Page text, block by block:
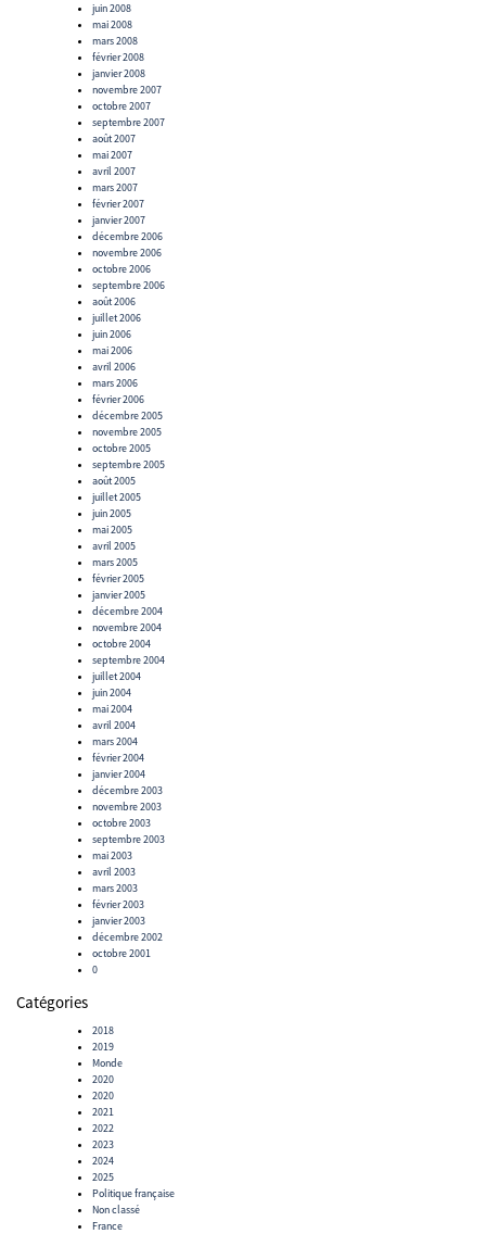
juin 2008
mai 2008
mars 2008
février 2008
janvier 2008
novembre 2007
octobre 2007
septembre 2007
août 2007
mai 2007
avril 2007
mars 2007
février 2007
janvier 2007
décembre 2006
novembre 2006
octobre 2006
septembre 2006
août 2006
juillet 2006
juin 2006
mai 2006
avril 2006
mars 2006
février 2006
décembre 2005
novembre 2005
octobre 2005
septembre 2005
août 2005
juillet 2005
juin 2005
mai 2005
avril 2005
mars 2005
février 2005
janvier 2005
décembre 2004
novembre 2004
octobre 2004
septembre 2004
juillet 2004
juin 2004
mai 2004
avril 2004
mars 2004
février 2004
janvier 2004
décembre 2003
novembre 2003
octobre 2003
septembre 2003
mai 2003
avril 2003
mars 2003
février 2003
janvier 2003
décembre 2002
octobre 2001
0
Catégories
2018
2019
Monde
2020
2020
2021
2022
2023
2024
2025
Politique française
Non classé
France